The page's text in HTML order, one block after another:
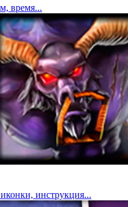
время...
инструкция...